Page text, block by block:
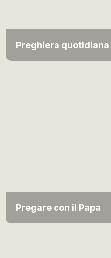
Preghiera quotidiana
Pregare con il Papa